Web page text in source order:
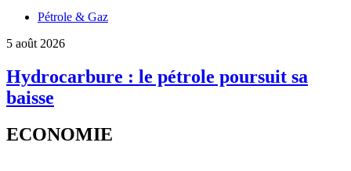
Pétrole & Gaz
5 août 2026
Hydrocarbure : le pétrole poursuit sa
baisse
ECONOMIE